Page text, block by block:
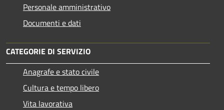
Personale amministrativo
Documenti e dati
CATEGORIE DI SERVIZIO
Anagrafe e stato civile
Cultura e tempo libero
Vita lavorativa